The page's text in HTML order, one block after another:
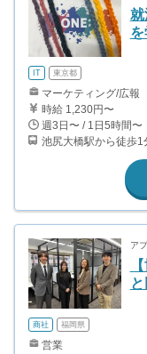
就
IT 東京都
マーケティング/広報
時給 1,230円〜
週3日〜 / 1日5時間〜
池尻大橋駅から徒歩1
ア
商社 福岡県
営業